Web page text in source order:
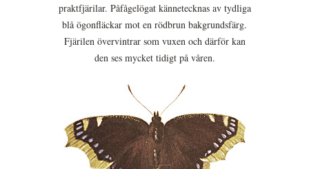
praktfjärilar. Påfågelögat kännetecknas av tydliga
blå ögonfläckar mot en rödbrun bakgrundsfärg.
Fjärilen övervintrar som vuxen och därför kan
den ses mycket tidigt på våren.